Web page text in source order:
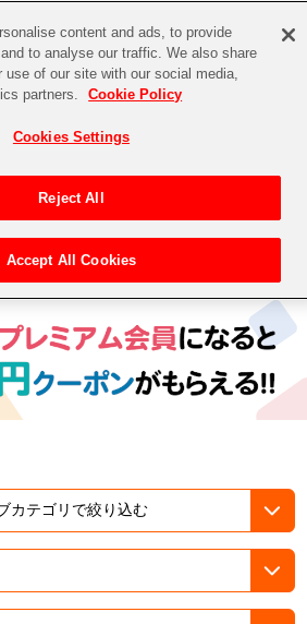
STORE EVENT
電子書籍
ズ
ライブ！
アライヴ
シック
content and ads, to provide
to analyse our traffic. We also share
use of our site with our social media,
partners.
Cookie Policy
Cookies Settings
Reject All
Accept All Cookies